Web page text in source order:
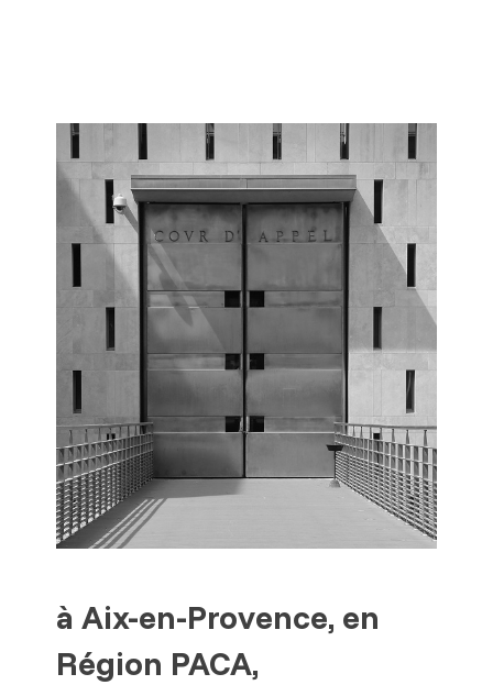
à Aix-en-Provence, en
Région PACA,